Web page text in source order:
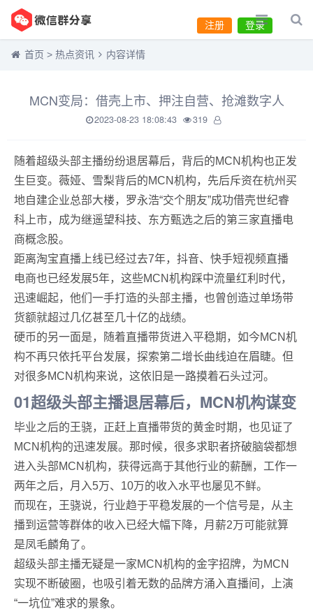
登录
注册
首页 > 热点资讯 内容详情
MCN变局：借壳上市、押注自营、抢滩数字人
2023-08-23 18:08:43 319
随着超级头部主播纷纷退居幕后，背后的MCN机构也正发
生巨变。薇娅、雪梨背后的MCN机构，先后斥资在杭州买
地自建企业总部大楼，罗永浩“交个朋友”成功借壳世纪睿
科上市，成为继遥望科技、东方甄选之后的第三家直播电
商概念股。
距离淘宝直播上线已经过去7年，抖音、快手短视频直播
电商也已经发展5年，这些MCN机构踩中流量红利时代，
迅速崛起，他们一手打造的头部主播，也曾创造过单场带
货额就超过几亿甚至几十亿的战绩。
硬币的另一面是，随着直播带货进入平稳期，如今MCN机
构不再只依托平台发展，探索第二增长曲线迫在眉睫。但
对很多MCN机构来说，这依旧是一路摸着石头过河。
01超级头部主播退居幕后，MCN机构谋变
毕业之后的王骁，正赶上直播带货的黄金时期，也见证了
MCN机构的迅速发展。那时候，很多求职者挤破脑袋都想
进入头部MCN机构，获得远高于其他行业的薪酬，工作一
两年之后，月入5万、10万的收入水平也屡见不鲜。
而现在，王骁说，行业趋于平稳发展的一个信号是，从主
播到运营等群体的收入已经大幅下降，月薪2万可能就算
是凤毛麟角了。
超级头部主播无疑是一家MCN机构的金字招牌，为MCN
实现不断破圈，也吸引着无数的品牌方涌入直播间，上演
“一坑位”难求的景象。